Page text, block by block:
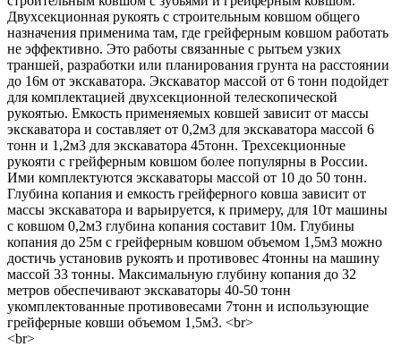
Двухсекционная рукоять с строительным ковшом общего
назначения применима там, где грейферным ковшом работать
не эффективно. Это работы связанные с рытьем узких
траншей, разработки или планирования грунта на расстоянии
до 16м от экскаватора. Экскаватор массой от 6 тонн подойдет
для комплектацией двухсекционной телескопической
рукоятью. Емкость применяемых ковшей зависит от массы
экскаватора и составляет от 0,2м3 для экскаватора массой 6
тонн и 1,2м3 для экскаватора 45тонн. Трехсекционные
рукояти с грейферным ковшом более популярны в России.
Ими комплектуются экскаваторы массой от 10 до 50 тонн.
Глубина копания и емкость грейферного ковша зависит от
массы экскаватора и варьируется, к примеру, для 10т машины
с ковшом 0,2м3 глубина копания составит 10м. Глубины
копания до 25м с грейферным ковшом объемом 1,5м3 можно
достичь установив рукоять и противовес 4тонны на машину
массой 33 тонны. Максимальную глубину копания до 32
метров обеспечивают экскаваторы 40-50 тонн
укомплектованные противовесами 7тонн и использующие
грейферные ковши объемом 1,5м3. <br>
<br>